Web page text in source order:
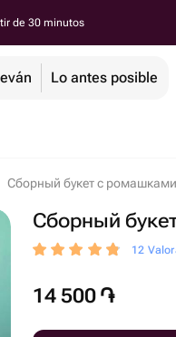
de 30 minutos
Lo antes posible
Сборный букет с
Сборный
12
14 500 ֏